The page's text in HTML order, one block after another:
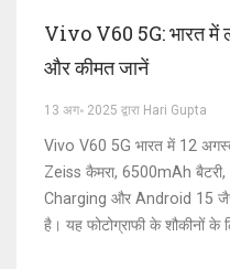
Vivo V60 5G: भारत में
और कीमत जानें
13 अग॰ 2025 द्वारा Hari Gupta
Vivo V60 5G भारत में 12
Zeiss कैमरा, 6500mAh
Charging और Android 15
है। यह फोटोग्राफी के शौकीनों के